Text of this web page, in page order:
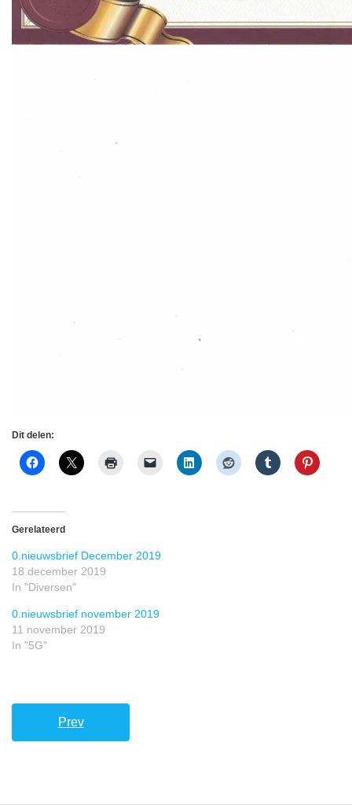
Dit delen:
Gerelateerd
0.nieuwsbrief December 2019
18 december 2019
In "Diversen"
0.nieuwsbrief november 2019
11 november 2019
In "5G"
Prev